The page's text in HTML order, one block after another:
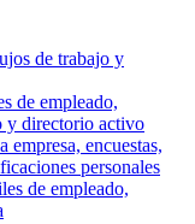
de trabajo y
de empleado,
y directorio activo
empresa, encuestas,
personales
de empleado,